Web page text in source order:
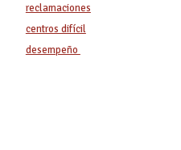
reclamaciones
centros difícil
desempeño